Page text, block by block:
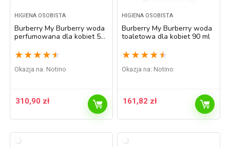
HIGIENA OSOBISTA
Burberry My Burberry woda
perfumowana dla kobiet 50
★ ★ ★ ★ ★
Okazja na: Notino
310,90 zł
HIGIENA OSOBISTA
Burberry My Burberry woda
toaletowa dla kobiet 90 ml
★ ★ ★ ★ ★
Okazja na: Notino
161,82 zł